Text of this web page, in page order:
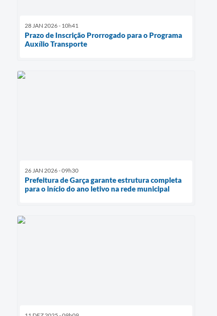
28 JAN 2026 - 10h41
Prazo de Inscrição Prorrogado para o Programa
Auxílio Transporte
26 JAN 2026 - 09h30
Prefeitura de Garça garante estrutura completa
para o início do ano letivo na rede municipal